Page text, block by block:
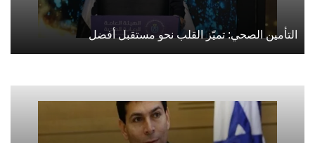
التأمين الصحي: تميّز القلب نحو مستقبل أفضل